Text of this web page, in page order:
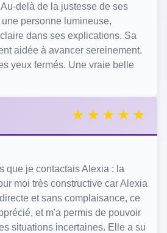
de la justesse de ses
personne lumineuse,
dans ses explications. Sa
aidée à avancer sereinement.
yeux fermés. Une vraie belle
que je contactais Alexia : la
moi très constructive car Alexia
et sans complaisance, ce
et m'a permis de pouvoir
situations incertaines. Elle a su